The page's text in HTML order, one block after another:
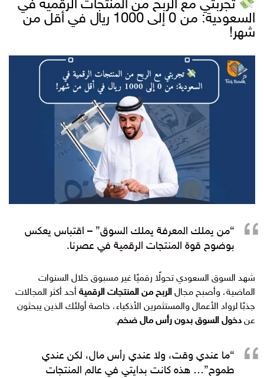
تجربتي مع الربح من المنتجات الرقمية في
السعودية: من 0 إلى 1000 ريال في أقل من
شهر!
“من يملك المعرفة يملك السوق” – اقتباس يعكس
بوضوح قوة المنتجات الرقمية في عصرنا.
شهد السوق السعودي تحولًا رقميًا غير مسبوق خلال السنوات
الماضية، وأصبح مجال الربح من المنتجات الرقمية أحد أكثر المجالات
جذبًا لرواد الأعمال والمستثمرين الأذكياء، خاصة أولئك الذين يبحثون
عن دخول السوق بدون رأس مال ضخم.
“ما عندي وقت، ولا عندي رأس مال، لكن عندي
طموح”… هذه كانت بدايتي في عالم المنتجات